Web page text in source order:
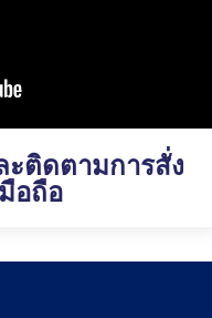
ะติดตามการสั่ง
อถือ